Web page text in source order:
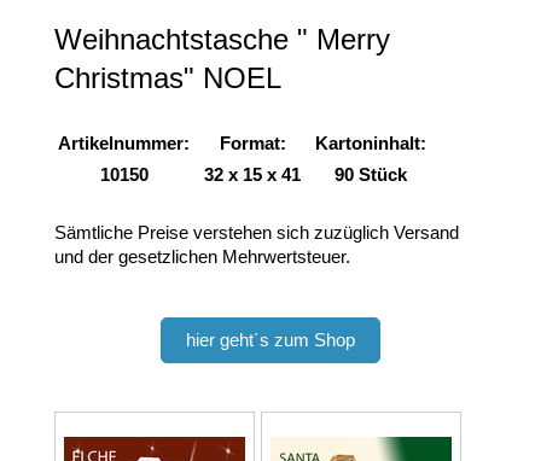
Weihnachtstasche " Merry
Christmas" NOEL
Artikelnummer: Format:
Kartoninhalt:
10150
32 x 15 x 41 90 Stück
Sämtliche Preise verstehen sich zuzüglich Versand
und der gesetzlichen Mehrwertsteuer.
hier geht´s zum Shop